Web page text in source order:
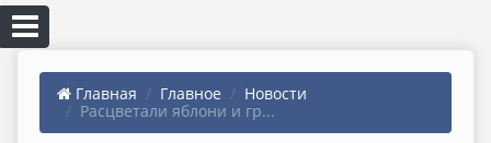
Главная Главное
Новости
Расцветали яблони и гр...